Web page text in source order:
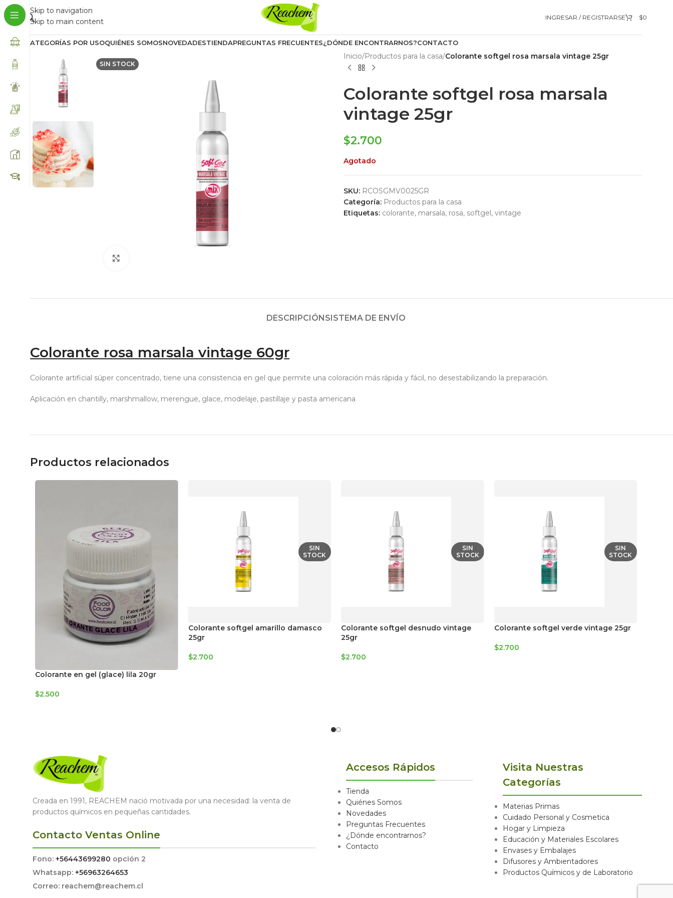
Skip to navigation
Skip to main content
INGRESAR / REGISTRARSE $0
CATEGORÍAS POR USOQUIÉNES SOMOSNOVEDADESTIENDAPREGUNTAS FRECUENTES¿DÓNDE ENCONTRARNOS?CONTACTO
SIN STOCK
Inicio/Productos para la casa/Colorante softgel rosa marsala vintage 25gr
Colorante softgel rosa marsala
vintage 25gr
$2.700
Agotado
SKU: RCOSGMV0025GR
Categoría: Productos para la casa
Etiquetas: colorante, marsala, rosa, softgel, vintage
DESCRIPCIÓNSISTEMA DE ENVÍO
Colorante rosa marsala vintage 60gr
Colorante artificial súper concentrado, tiene una consistencia en gel que permite una coloración más rápida y fácil, no desestabilizando la preparación.
Aplicación en chantilly, marshmallow, merengue, glace, modelaje, pastillaje y pasta americana
Productos relacionados
Colorante en gel (glace) lila 20gr
$2.500
SIN
STOCK
Colorante softgel amarillo damasco
25gr
$2.700
SIN
STOCK
Colorante softgel desnudo vintage
25gr
$2.700
SIN
STOCK
Colorante softgel verde vintage 25gr
$2.700
Creada en 1991, REACHEM nació motivada por una necesidad: la venta de
productos químicos en pequeñas cantidades.
Contacto Ventas Online
Fono: +56443699280 opción 2
Whatsapp: +56963264653
Correo: reachem@reachem.cl
Accesos Rápidos
Tienda
Quiénes Somos
Novedades
Preguntas Frecuentes
¿Dónde encontrarnos?
Contacto
Visita Nuestras
Categorías
Materias Primas
Cuidado Personal y Cosmetica
Hogar y Limpieza
Educación y Materiales Escolares
Envases y Embalajes
Difusores y Ambientadores
Productos Químicos y de Laboratorio